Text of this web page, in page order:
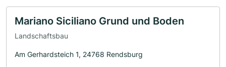
Mariano Siciliano Grund und Boden
Landschaftsbau
Am Gerhardsteich 1, 24768 Rendsburg